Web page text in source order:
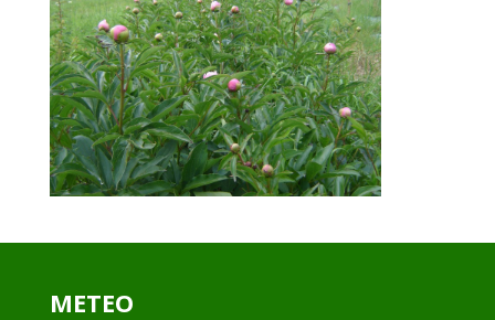
METEO